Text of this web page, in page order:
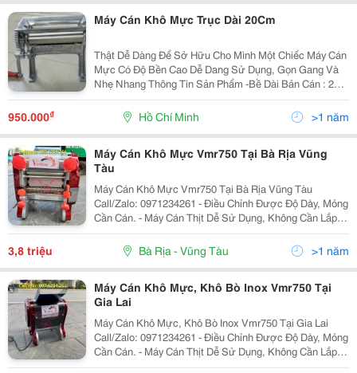
Máy Cán Khô Mực Trục Dài 20Cm
Thật Dễ Dàng Để Sở Hữu Cho Mình Một Chiếc Máy Cán
Mực Có Độ Bền Cao Dễ Dang Sử Dụng, Gọn Gang Và
Nhẹ Nhang Thông Tin Sản Phẩm -Bề Dài Bản Cán : 20
Cm -Kích Thước : 32*17*27Cm -Trọng Lượng : 4,5Kg -
950.000₫ Hồ Chí Minh >1 năm
Máy Cán Khô Mực Vmr750 Tại Bà Rịa Vũng
Tàu
Máy Cán Khô Mực Vmr750 Tại Bà Rịa Vũng Tàu
Call/Zalo: 0971234261 - Điều Chỉnh Được Độ Dày, Mỏng
Cần Cán. - Máy Cán Thịt Dễ Sử Dụng, Không Cần Lắp
Đặt Phức Tạp. - Máy Cán Bằng Inox, Chất Liệu Bền Và
Thân Thiện Với Thực Phẩm. - Máy...
3,8 triệu Bà Rịa - Vũng Tàu >1 năm
Máy Cán Khô Mực, Khô Bò Inox Vmr750 Tại
Gia Lai
Máy Cán Khô Mực, Khô Bò Inox Vmr750 Tại Gia Lai
Call/Zalo: 0971234261 - Điều Chỉnh Được Độ Dày, Mỏng
Cần Cán. - Máy Cán Thịt Dễ Sử Dụng, Không Cần Lắp
Đặt Phức Tạp. - Máy Cán Bằng Inox, Chất Liệu Bền Và